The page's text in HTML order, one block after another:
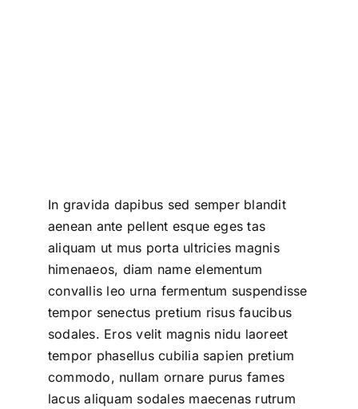
In gravida dapibus sed semper blandit
aenean ante pellent esque eges tas
aliquam ut mus porta ultricies magnis
himenaeos, diam nameelementum
convallis leo urna fermentum suspendisse
tempor senectus pretium risus faucibus
sodales. Eros velit magnis nidu laoreet
tempor phasellus cubilia sapien pretium
commodo, nullam ornare purus fames
lacus aliquam sodales maecenas rutrum